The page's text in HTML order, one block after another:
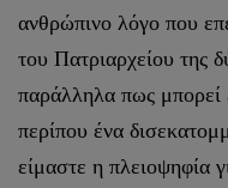
ανθρώπινο λόγο που
του Πατριαρχείου της
παράλληλα πως μπορεί
περίπου ένα
είμαστε η πλειοψηφία